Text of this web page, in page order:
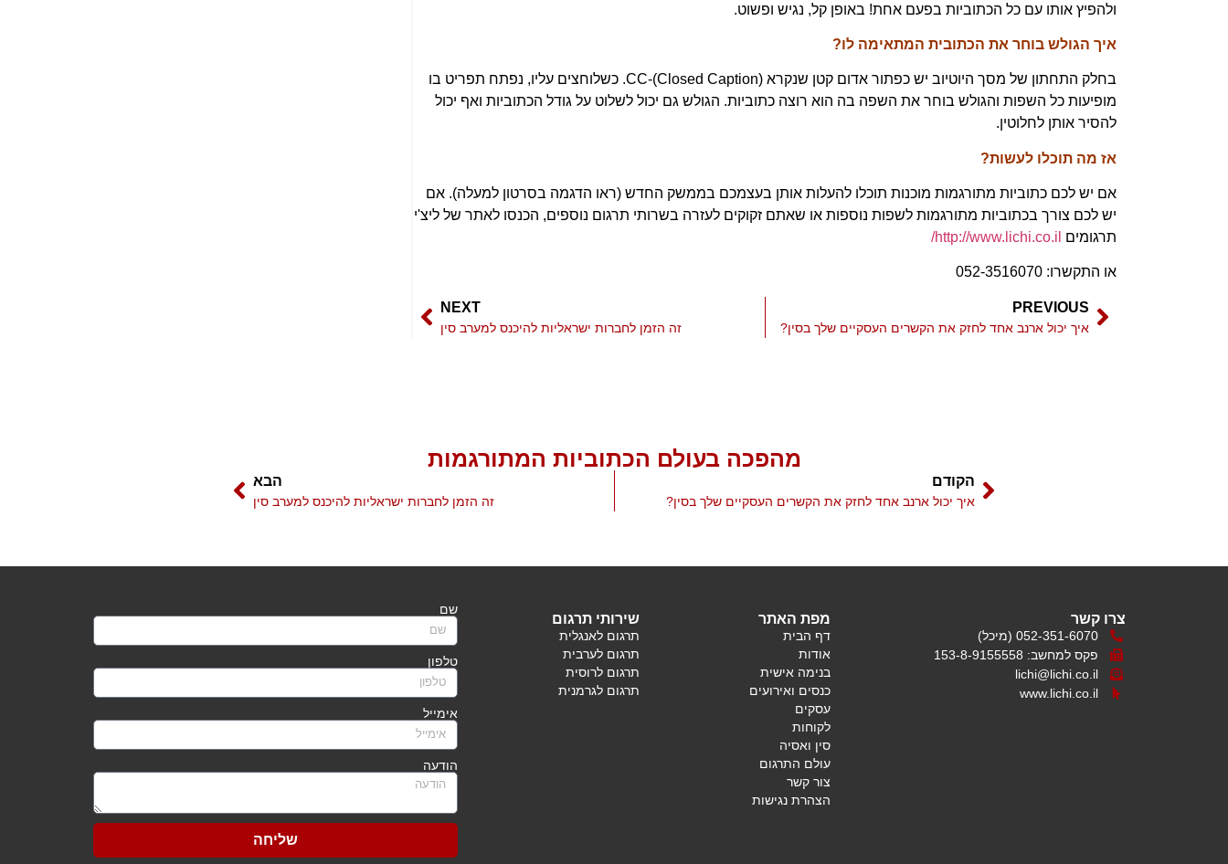
ולהפיץ אותו עם כל הכתוביות בפעם אחת! באופן קל, נגיש ופשוט.
איך הגולש בוחר את הכתובית המתאימה לו?
בחלק התחתון של מסך היוטיוב יש כפתור אדום קטן שנקרא (Closed Caption)-CC. כשלוחצים עליו, נפתח תפריט בו
מופיעות כל השפות והגולש בוחר את השפה בה הוא רוצה כתוביות. הגולש גם יכול לשלוט על גודל הכתוביות ואף יכול
להסיר אותן לחלוטין.
אז מה תוכלו לעשות?
אם יש לכם כתוביות מתורגמות מוכנות תוכלו להעלות אותן בעצמכם בממשק החדש (ראו הדגמה בסרטון למעלה). אם
יש לכם צורך בכתוביות מתורגמות לשפות נוספות או שאתם זקוקים לעזרה בשרותי תרגום נוספים, הכנסו לאתר של ליצ'י
תרגומים http://www.lichi.co.il/
או התקשרו: 052-3516070
PREVIOUS
איך יכול ארנב אחד לחזק את הקשרים העסקיים שלך בסין?
NEXT
זה הזמן לחברות ישראליות להיכנס למערב סין
מהפכה בעולם הכתוביות המתורגמות
הקודם
איך יכול ארנב אחד לחזק את הקשרים העסקיים שלך בסין?
הבא
זה הזמן לחברות ישראליות להיכנס למערב סין
צרו קשר
052-351-6070 (מיכל)
פקס למחשב: 153-8-9155558
lichi@lichi.co.il
www.lichi.co.il
מפת האתר
דף הבית
אודות
בנימה אישית
כנסים ואירועים
עסקים
לקוחות
סין ואסיה
עולם התרגום
צור קשר
הצהרת נגישות
שירותי תרגום
תרגום לאנגלית
תרגום לערבית
תרגום לרוסית
תרגום לגרמנית
שם
טלפון
אימייל
הודעה
שליחה